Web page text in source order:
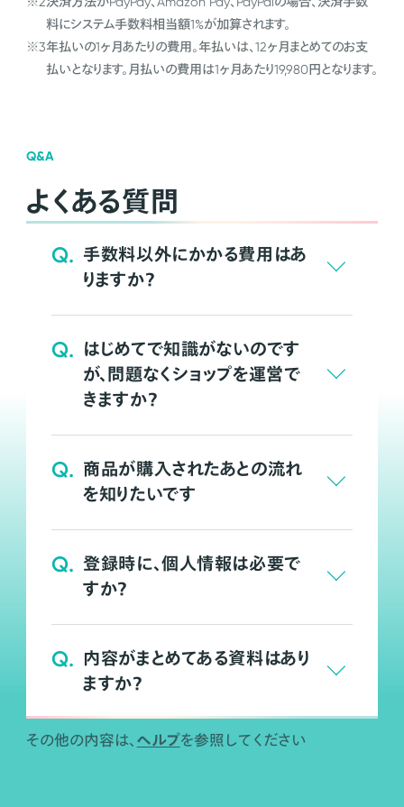
料にシステム手数料相当額1%が加算されます。
※3年払いの1ヶ月あたりの費用。年払いは、12ヶ月まとめてのお支
払いとなります。月払いの費用は1ヶ月あたり19,980円となります。
Q&A
よくある質問
Q. 手数料以外にかかる費用はあ
りますか？
Q. はじめてで知識がないのです
が、問題なくショップを運営で
きますか？
Q. 商品が購入されたあとの流れ
を知りたいです
Q. 登録時に、個人情報は必要で
すか？
Q. 内容がまとめてある資料はあり
ますか？
その他の内容は、 ヘルプを参照してください